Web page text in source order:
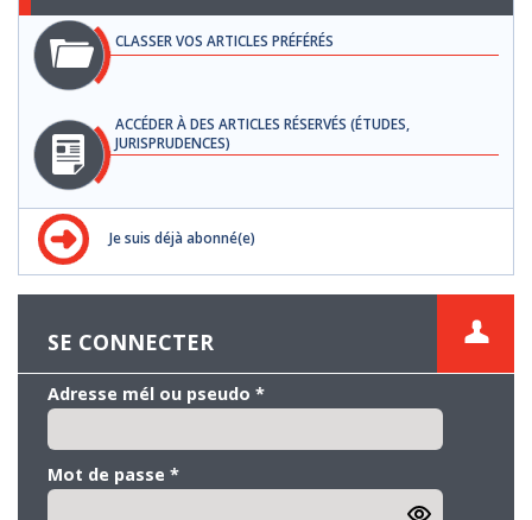
CLASSER VOS ARTICLES PRÉFÉRÉS
ACCÉDER À DES ARTICLES RÉSERVÉS (ÉTUDES,
JURISPRUDENCES)
Je suis déjà abonné(e)
SE CONNECTER
Adresse mél ou pseudo *
Mot de passe *